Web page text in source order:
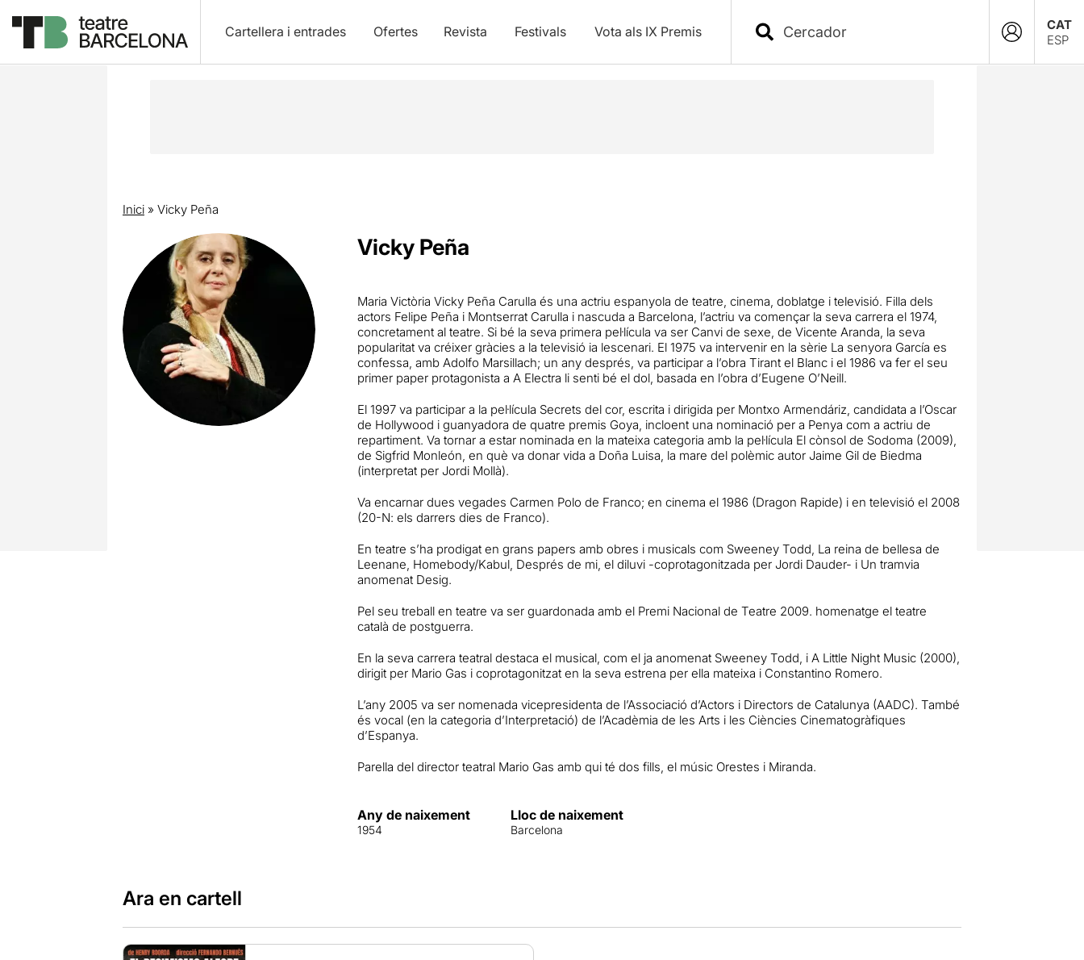
Cartellera i entrades Ofertes Revista Festivals Vota als IX Premis
CAT
ESP
Inici» Vicky Peña
Vicky Peña
Maria Victòria Vicky Peña Carulla és una actriu espanyola de teatre, cinema, doblatge i televisió. Filla dels
actors Felipe Peña i Montserrat Carulla i nascuda a Barcelona, ​​l’actriu va començar la seva carrera el 1974,
concretament al teatre. Si bé la seva primera pel·lícula va ser Canvi de sexe, de Vicente Aranda, la seva
popularitat va créixer gràcies a la televisió ia lescenari. El 1975 va intervenir en la sèrie La senyora García es
confessa, amb Adolfo Marsillach; un any després, va participar a l’obra Tirant el Blanc i el 1986 va fer el seu
primer paper protagonista a A Electra li senti bé el dol, basada en l’obra d’Eugene O’Neill.
El 1997 va participar a la pel·lícula Secrets del cor, escrita i dirigida per Montxo Armendáriz, candidata a l’Oscar
de Hollywood i guanyadora de quatre premis Goya, incloent una nominació per a Penya com a actriu de
repartiment. Va tornar a estar nominada en la mateixa categoria amb la pel·lícula El cònsol de Sodoma (2009),
de Sigfrid Monleón, en què va donar vida a Doña Luisa, la mare del polèmic autor Jaime Gil de Biedma
(interpretat per Jordi Mollà).
Va encarnar dues vegades Carmen Polo de Franco; en cinema el 1986 (Dragon Rapide) i en televisió el 2008
(20-N: els darrers dies de Franco).
En teatre s’ha prodigat en grans papers amb obres i musicals com Sweeney Todd, La reina de bellesa de
Leenane, Homebody/Kabul, Després de mi, el diluvi -coprotagonitzada per Jordi Dauder- i Un tramvia
anomenat Desig.
Pel seu treball en teatre va ser guardonada amb el Premi Nacional de Teatre 2009. homenatge el teatre
català de postguerra.
En la seva carrera teatral destaca el musical, com el ja anomenat Sweeney Todd, i A Little Night Music (2000),
dirigit per Mario Gas i coprotagonitzat en la seva estrena per ella mateixa i Constantino Romero.
L’any 2005 va ser nomenada vicepresidenta de l’Associació d’Actors i Directors de Catalunya (AADC). També
és vocal (en la categoria d’Interpretació) de l’Acadèmia de les Arts i les Ciències Cinematogràfiques
d’Espanya.
Parella del director teatral Mario Gas amb qui té dos fills, el músic Orestes i Miranda.
Any de naixement
1954
Lloc de naixement
Barcelona
Ara en cartell